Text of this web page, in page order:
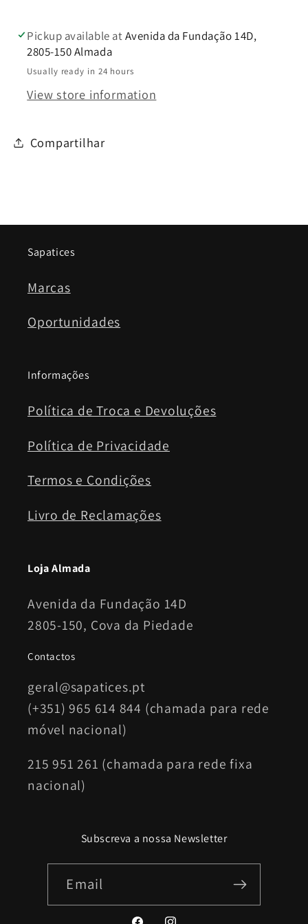
Pickup available atAvenida da Fundação 14D,
2805-150 Almada
Usually ready in 24 hours
View store information
Compartilhar
Sapatices
Marcas
Oportunidades
Informações
Política de Troca e Devoluções
Política de Privacidade
Termos e Condições
Livro de Reclamações
Loja Almada
Avenida da Fundação 14D
2805-150, Cova da Piedade
Contactos
geral@sapatices.pt
(+351) 965 614 844 (chamada para rede
móvel nacional)
215 951 261 (chamada para rede fixa
nacional)
Subscreva a nossa Newsletter
Email